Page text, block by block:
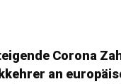
Corona
an